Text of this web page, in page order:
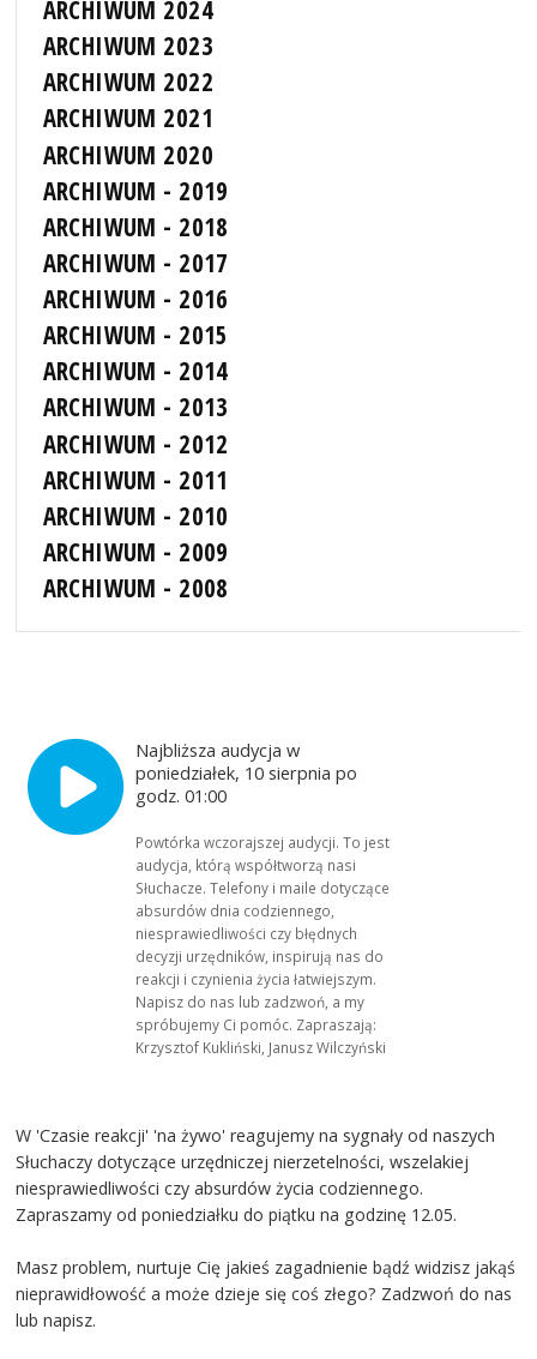
ARCHIWUM 2024
ARCHIWUM 2023
ARCHIWUM 2022
ARCHIWUM 2021
ARCHIWUM 2020
ARCHIWUM - 2019
ARCHIWUM - 2018
ARCHIWUM - 2017
ARCHIWUM - 2016
ARCHIWUM - 2015
ARCHIWUM - 2014
ARCHIWUM - 2013
ARCHIWUM - 2012
ARCHIWUM - 2011
ARCHIWUM - 2010
ARCHIWUM - 2009
ARCHIWUM - 2008
Najbliższa audycja w
poniedziałek, 10 sierpnia po
godz. 01:00
Powtórka wczorajszej audycji. To jest
audycja, którą współtworzą nasi
Słuchacze. Telefony i maile dotyczące
absurdów dnia codziennego,
niesprawiedliwości czy błędnych
decyzji urzędników, inspirują nas do
reakcji i czynienia życia łatwiejszym.
Napisz do nas lub zadzwoń, a my
spróbujemy Ci pomóc. Zapraszają:
Krzysztof Kukliński, Janusz Wilczyński
W 'Czasie reakcji' 'na żywo' reagujemy na sygnały od naszych
Słuchaczy dotyczące urzędniczej nierzetelności, wszelakiej
niesprawiedliwości czy absurdów życia codziennego.
Zapraszamy od poniedziałku do piątku na godzinę 12.05.
Masz problem, nurtuje Cię jakieś zagadnienie bądź widzisz jakąś
nieprawidłowość a może dzieje się coś złego? Zadzwoń do nas
lub napisz.